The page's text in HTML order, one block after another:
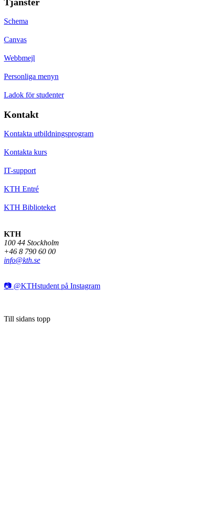
Schema
Canvas
Webbmejl
Personliga menyn
Ladok för studenter
Kontakt
Kontakta utbildningsprogram
Kontakta kurs
IT-support
KTH Entré
KTH Biblioteket
KTH
100 44 Stockholm
+46 8 790 60 00
info@kth.se
📷 @KTHstudent på Instagram
Till sidans topp